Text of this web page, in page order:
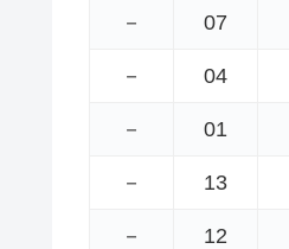
－ 07
－ 04
－ 01
－ 13
－ 12